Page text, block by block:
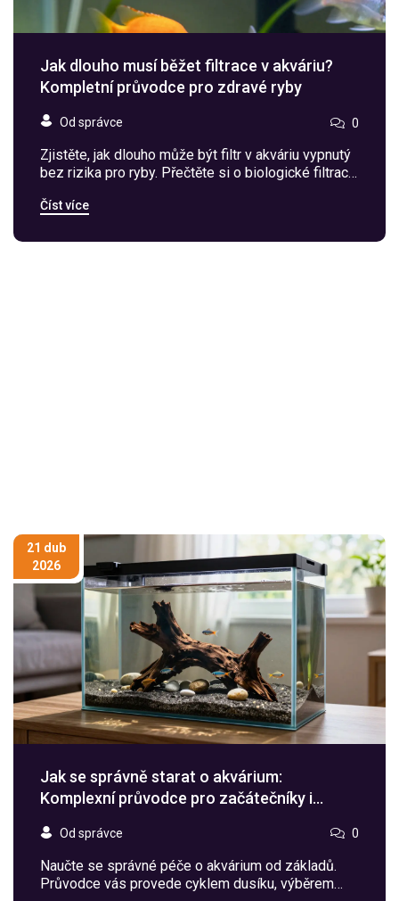
Jak dlouho musí běžet filtrace v akváriu?
Kompletní průvodce pro zdravé ryby
Od správce 0
Zjistěte, jak dlouho může být filtr v akváriu vypnutý
bez rizika pro ryby. Přečtěte si o biologické filtraci,
Číst více
21 dub
2026
Jak se správně starat o akvárium:
Komplexní průvodce pro začátečníky i
Od správce 0
Naučte se správné péče o akvárium od základů.
Průvodce vás provede cyklem dusíku, výběrem